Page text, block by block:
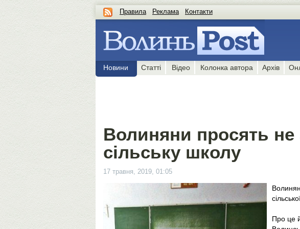
Правила Реклама Контакти
Новини Статті Відео Колонка автора Архів
Волиняни просять не
сільську школу
17 травня, 2019, 01:05
Про це